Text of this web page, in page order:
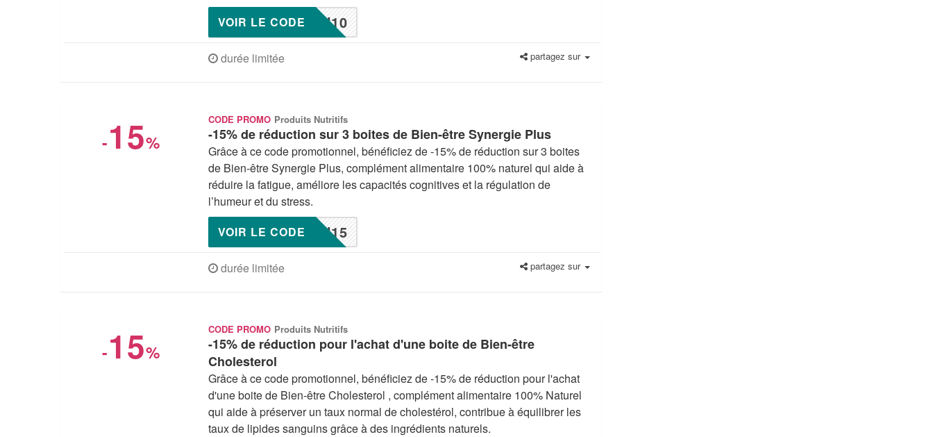
N10
VOIR LE CODE
durée limitée partagez sur
-15%
CODE PROMO Produits Nutritifs
-15% de réduction sur 3 boites de Bien-être Synergie Plus
Grâce à ce code promotionnel, bénéficiez de -15% de réduction sur 3 boites
de Bien-être Synergie Plus, complément alimentaire 100% naturel qui aide à
réduire la fatigue, améliore les capacités cognitives et la régulation de
l’humeur et du stress.
N15
VOIR LE CODE
durée limitée partagez sur
-15%
CODE PROMO Produits Nutritifs
-15% de réduction pour l'achat d'une boite de Bien-être
Cholesterol
Grâce à ce code promotionnel, bénéficiez de -15% de réduction pour l'achat
d'une boite de Bien-être Cholesterol , complément alimentaire 100% Naturel
qui aide à préserver un taux normal de cholestérol, contribue à équilibrer les
taux de lipides sanguins grâce à des ingrédients naturels.